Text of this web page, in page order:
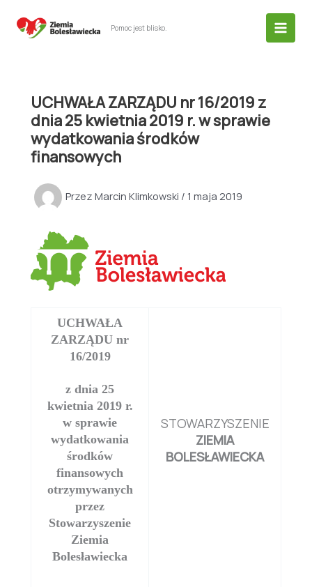
Pomoc jest blisko.
UCHWAŁA ZARZĄDU nr 16/2019 z
dnia 25 kwietnia 2019 r. w sprawie
wydatkowania środków
finansowych
Przez Marcin Klimkowski / 1 maja 2019
UCHWAŁA
ZARZĄDU nr
16/2019
z dnia 25
kwietnia 2019 r.
w sprawie
wydatkowania
środków
finansowych
otrzymywanych
przez
Stowarzyszenie
Ziemia
Bolesławiecka
STOWARZYSZENIE
ZIEMIA
BOLESŁAWIECKA